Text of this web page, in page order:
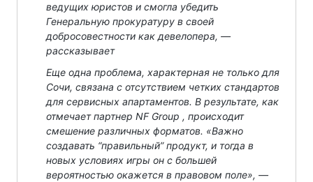
ведущих юристов и смогла убедить
Генеральную прокуратуру в своей
добросовестности как девелопера, —
рассказывает
Еще одна проблема, характерная не только для
Сочи, связана с отсутствием четких стандартов
для сервисных апартаментов. В результате, как
отмечает партнер NF Group , происходит
смешение различных форматов. «Важно
создавать “правильный” продукт, и тогда в
новых условиях игры он с большей
вероятностью окажется в правовом поле», —